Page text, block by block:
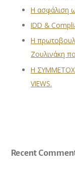
Η ασφάλιση
IDD &
Η
Ζουλινάκη
Η
VIEWS.
Recent